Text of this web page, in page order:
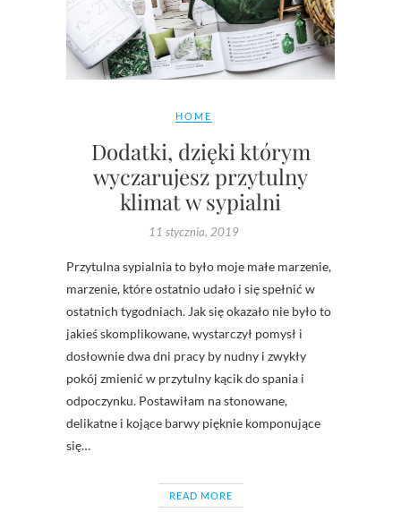
HOME
Dodatki, dzięki którym
wyczarujesz przytulny
klimat w sypialni
11 stycznia, 2019
Przytulna sypialnia to było moje małe marzenie,
marzenie, które ostatnio udało i się spełnić w
ostatnich tygodniach. Jak się okazało nie było to
jakieś skomplikowane, wystarczył pomysł i
dosłownie dwa dni pracy by nudny i zwykły
pokój zmienić w przytulny kącik do spania i
odpoczynku. Postawiłam na stonowane,
delikatne i kojące barwy pięknie komponujące
się…
READ MORE